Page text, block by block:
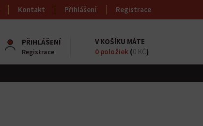
Kontakt Přihlášení Registrace
PŘIHLÁŠENÍ
Registrace
V KOŠÍKU MÁTE
0 položiek (0 KČ)